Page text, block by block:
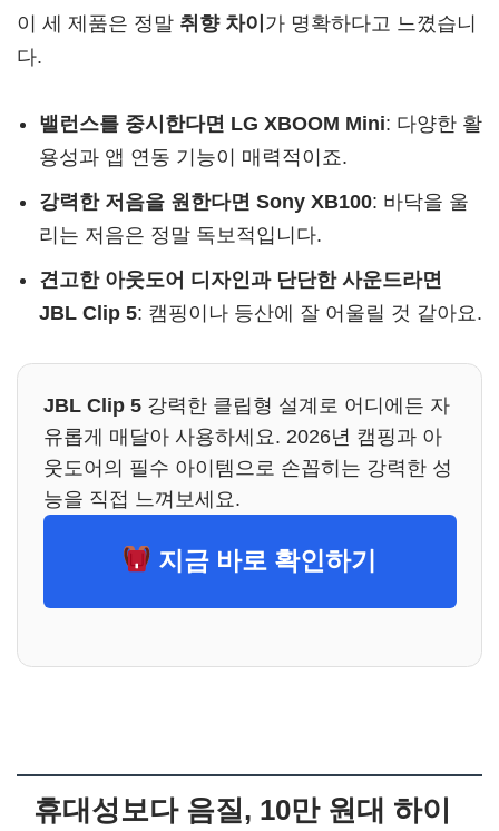
이 세 제품은 정말 취향 차이 가 명확하다고 느꼈습니
다.
밸런스를 중시한다면 LG XBOOM Mini: 다양한 활
용성과 앱 연동 기능이 매력적이죠.
강력한 저음을 원한다면 Sony XB100: 바닥을 울
리는 저음은 정말 독보적입니다.
견고한 아웃도어 디자인과 단단한 사운드라면
JBL Clip 5: 캠핑이나 등산에 잘 어울릴 것 같아요.
JBL Clip 5강력한 클립형 설계로 어디에든 자
유롭게 매달아 사용하세요. 2026년 캠핑과 아
웃도어의 필수 아이템으로 손꼽히는 강력한 성
능을 직접 느껴보세요.
지금 바로 확인하기
휴대성보다 음질, 10만 원대 하이